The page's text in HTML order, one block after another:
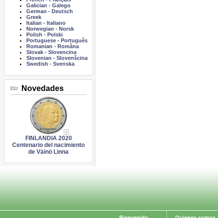
Galician -Galego
German - Deutsch
Greek
Italian - Italiano
Norwegian - Norsk
Polish - Polski
Portuguese - Português
Romanian - Româna
Slovak -Slovencina
Slovenian -Slovenšcina
Swedish -Svenska
Novedades
FINLANDIA 2020
Centenario del nacimiento
de Väinö Linna